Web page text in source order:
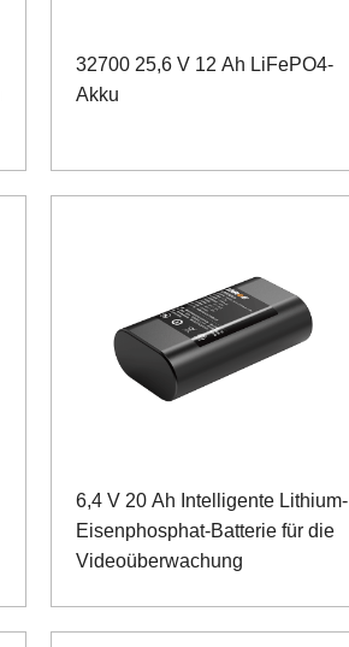
32700 25,6 V 12 Ah LiFePO4-
Akku
6,4 V 20 Ah Intelligente Lithium-
Eisenphosphat-Batterie für die
Videoüberwachung